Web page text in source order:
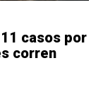
casos por
corren